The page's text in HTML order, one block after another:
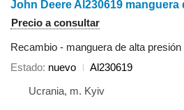
Precio a consultar
Recambio - manguera de alta presión
Estado nuevo
Al230619
Ucrania, m. Kyiv